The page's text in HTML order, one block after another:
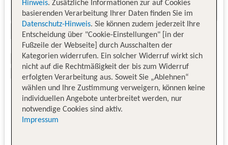
Hinweis. Zusätzliche Informationen zur auf Cookies
basierenden Verarbeitung Ihrer Daten finden Sie im
Datenschutz-Hinweis. Sie können zudem jederzeit Ihre
Entscheidung über "Cookie-Einstellungen" [in der
Fußzeile der Webseite] durch Ausschalten der
Kategorien widerrufen. Ein solcher Widerruf wirkt sich
nicht auf die Rechtmäßigkeit der bis zum Widerruf
erfolgten Verarbeitung aus. Soweit Sie „Ablehnen“
wählen und Ihre Zustimmung verweigern, können keine
individuellen Angebote unterbreitet werden, nur
notwendige Cookies sind aktiv.
Impressum